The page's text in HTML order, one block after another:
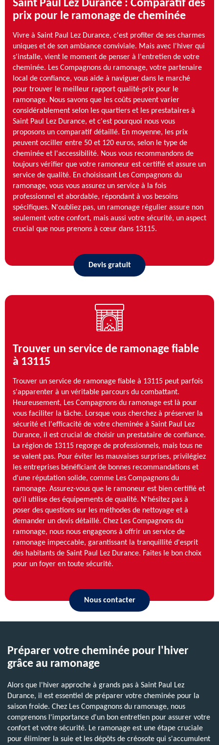
Saint Paul Lez Durance : Comparatif des
prix pour le ramonage de cheminée
Vivre à Saint Paul Lez Durance, c'est profiter de ses charmes
uniques et de son ambiance conviviale. Mais avec l'hiver qui
s'installe, vient le moment de penser à l'entretien de votre
cheminée. Les Compagnons du ramonage, votre partenaire
local de confiance, vous aide à naviguer dans le marché
pour trouver le meilleur rapport qualité-prix pour le
ramonage. Nous savons que les coûts peuvent varier
considérablement selon les quartiers et les prestataires à
Saint Paul Lez Durance, et c'est pourquoi nous vous
proposons un comparatif détaillé. En moyenne, les prix
peuvent osciller entre 50 et 120 euros, selon le type de
cheminée et l'accessibilité. Nous vous recommandons de
toujours vérifier que votre ramoneur est certifié et assure un
service de qualité. En choisissant Les Compagnons du
ramonage, vous vous assurez un service à la fois
professionnel et abordable, répondant à vos besoins
spécifiques. N'oubliez pas, un ramonage régulier assure non
seulement votre confort, mais aussi votre sécurité, un aspect
crucial que nous prenons à cœur dans 13115.
Devis gratuit
Trouver un service de ramonage fiable
à 13115
Trouver un service de ramonage fiable à 13115 peut parfois
s'apparenter à un véritable parcours du combattant.
Heureusement, Les Compagnons du ramonage est là pour
vous faciliter la tâche. Lorsque vous cherchez à préserver la
sécurité et l'efficacité de votre cheminée à Saint Paul Lez
Durance, il est crucial de choisir un prestataire de confiance.
La région de 13115 regorge de professionnels, mais tous ne
se valent pas. Pour éviter les mauvaises surprises, privilégiez
les entreprises bénéficiant de bonnes recommandations et
d'une réputation solide, comme Les Compagnons du
ramonage. Assurez-vous que le ramoneur est bien certifié et
qu'il utilise des équipements de qualité. N'hésitez pas à
poser des questions sur les méthodes de nettoyage et à
demander un devis détaillé. Chez Les Compagnons du
ramonage, nous nous engageons à offrir un service de
ramonage impeccable, garantissant la tranquillité d'esprit
des habitants de Saint Paul Lez Durance. Faites le bon choix
pour un foyer en toute sécurité.
Nous contacter
Préparer votre cheminée pour l'hiver
grâce au ramonage
Alors que l'hiver approche à grands pas à Saint Paul Lez
Durance, il est essentiel de préparer votre cheminée pour la
saison froide. Chez Les Compagnons du ramonage, nous
comprenons l'importance d'un bon entretien pour assurer votre
confort et votre sécurité. Le ramonage est une étape cruciale
pour éliminer la suie et les dépôts de créosote qui s'accumulent